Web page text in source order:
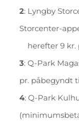
2: Lyngby
Storcenter-
herefter 9 kr.
3: Q-Park
pr. påbegyndt
4: Q-Park